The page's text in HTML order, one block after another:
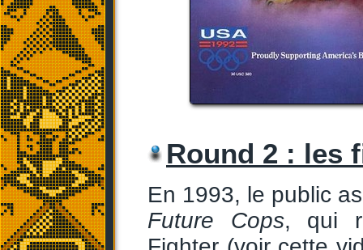
Round 2 : les
En 1993, le public
Future Cops, qui